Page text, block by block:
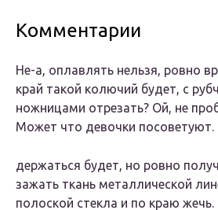
Комментарии
Не-а, оплавлять нельзя, ровно
край такой колючий будет, с
ножницами отрезать? Ой, не
Может что девочки посоветуют.
держаться будет, но ровно
зажать ткань металлической
полоской стекла и по краю